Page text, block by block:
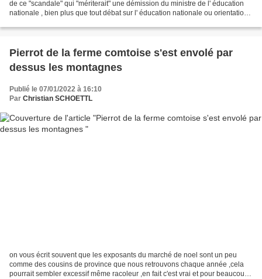
de ce "scandale" qui "mériterait" une démission du ministre de l' éducation
nationale , bien plus que tout débat sur l' éducation nationale ou orientation
Pierrot de la ferme comtoise s'est envolé par
dessus les montagnes
Publié le 07/01/2022 à 16:10
Par Christian SCHOETTL
on vous écrit souvent que les exposants du marché de noel sont un peu
comme des cousins de province que nous retrouvons chaque année ,cela
pourrait sembler excessif même racoleur ,en fait c'est vrai et pour beaucoup